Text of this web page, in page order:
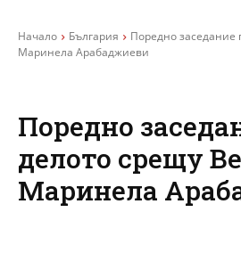
Начало България
Поредно заседание
Маринела Арабаджиеви
Поредно
делото срещу
Маринела